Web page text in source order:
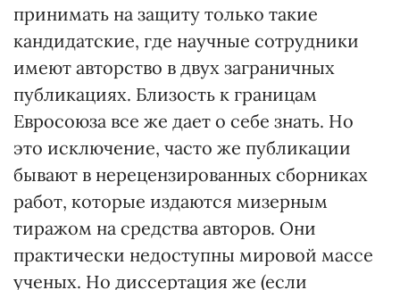
принимать на защиту только такие
кандидатские, где научные сотрудники
имеют авторство в двух заграничных
публикациях. Близость к границам
Евросоюза все же дает о себе знать. Но
это исключение, часто же публикации
бывают в нерецензированных сборниках
работ, которые издаются мизерным
тиражом на средства авторов. Они
практически недоступны мировой массе
ученых. Но диссертация же (если